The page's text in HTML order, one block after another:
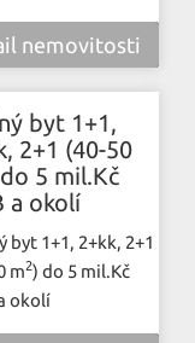
nemovitosti
byt 1+1,
2+1 (40-50
5 mil.Kč
a okolí
byt 1+1, 2+kk, 2+1
m2) do 5 mil.Kč
okolí